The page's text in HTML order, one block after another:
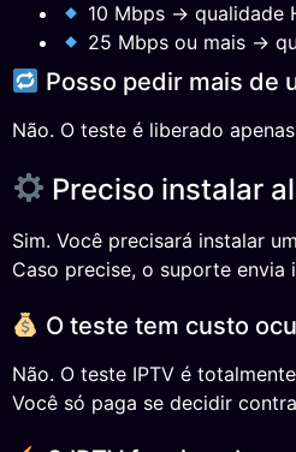
10 Mbps → qualidade
25 Mbps ou mais →
Posso pedir mais de
Não. O teste é liberado
Preciso instalar
Sim. Você precisará instalar
Caso precise, o suporte envia
O teste tem custo
Não. O teste IPTV é
Você só paga se decidir